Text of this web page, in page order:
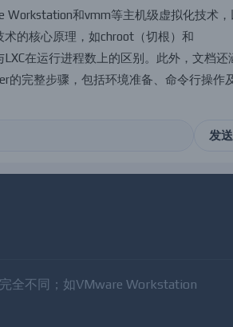
Workstation和vmm等主机级虚拟化技术 ，
术的核心原理 ， 如chroot （切根） 和
L XC在运行进程数 上的区别 。 此外 ， 文档还
er的完整步骤 ， 包括环境准备 命令行操作
发
全不同；如VMware Workstation